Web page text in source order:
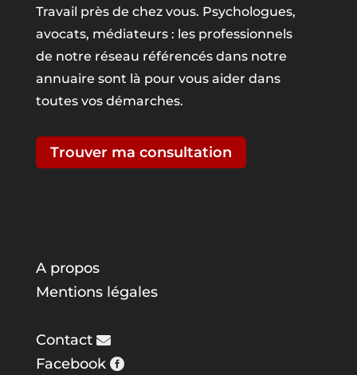
Travail près de chez vous. Psychologues,
avocats, médiateurs : les professionnels
de notre réseau référencés dans notre
annuaire sont là pour vous aider dans
toutes vos démarches.
Trouver ma consultation
A propos
Mentions légales
Contact
Facebook